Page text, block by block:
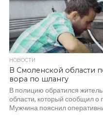
НОВОСТИ
В Смоленской области
вора по шлангу
В полицию обратился
области, который сообщил о
Мужчина пояснил